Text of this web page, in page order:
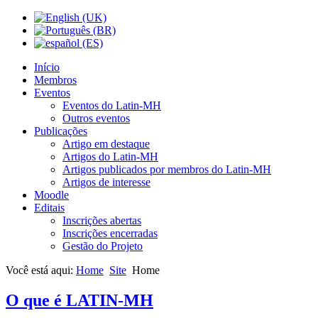
Início
Membros
Eventos
Eventos do Latin-MH
Outros eventos
Publicações
Artigo em destaque
Artigos do Latin-MH
Artigos publicados por membros do Latin-MH
Artigos de interesse
Moodle
Editais
Inscrições abertas
Inscrições encerradas
Gestão do Projeto
Você está aqui: Home Site Home
O que é LATIN-MH